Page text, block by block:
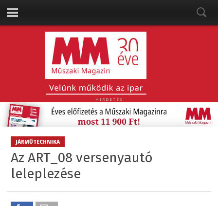
HIRDETÉS
JÁRMŰTECHNIKA
Az ART_08 versenyautó
leleplezése